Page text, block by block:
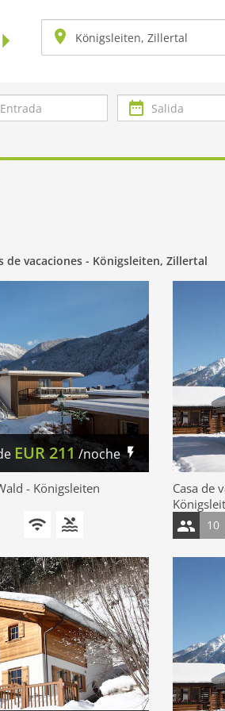
Salida
de vacaciones - Königsleiten, Zillertal
EUR211/noche
- Königsleiten
Casa de
10